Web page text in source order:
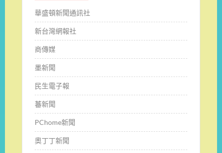
華盛頓新聞通訊社
新台灣網報社
商傳媒
墨新聞
民生電子報
蕃新聞
PChome新聞
奧丁丁新聞